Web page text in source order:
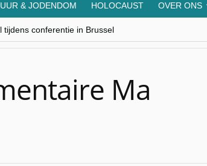
& JODENDOM HOLOCAUST OVER ONS
tijdens conferentie in Brussel
begrijpt”, Jinnih Beels (Vooruit)
Europa
Ma